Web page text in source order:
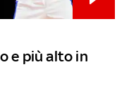
e più alto in